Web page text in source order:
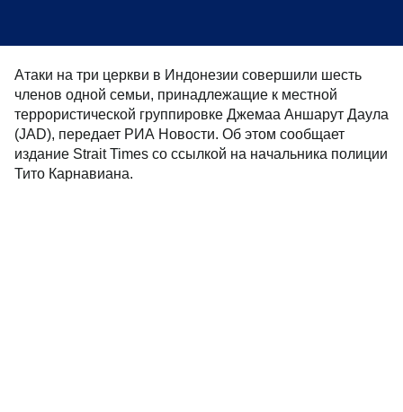
Атаки на три церкви в Индонезии совершили шесть
членов одной семьи, принадлежащие к местной
террористической группировке Джемаа Аншарут Даула
(JAD), передает РИА Новости. Об этом сообщает
издание Strait Times со ссылкой на начальника полиции
Тито Карнавиана.